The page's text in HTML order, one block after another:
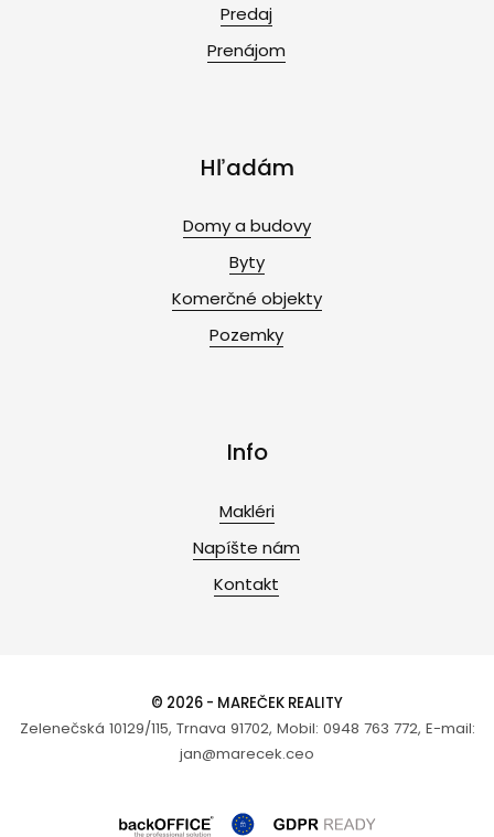
Predaj
Prenájom
Hľadám
Domy a budovy
Byty
Komerčné objekty
Pozemky
Info
Makléri
Napíšte nám
Kontakt
© 2026 - MAREČEK REALITY
Zelenečská 10129/115, Trnava 91702, Mobil: 0948 763 772, E-mail:
jan@marecek.ceo